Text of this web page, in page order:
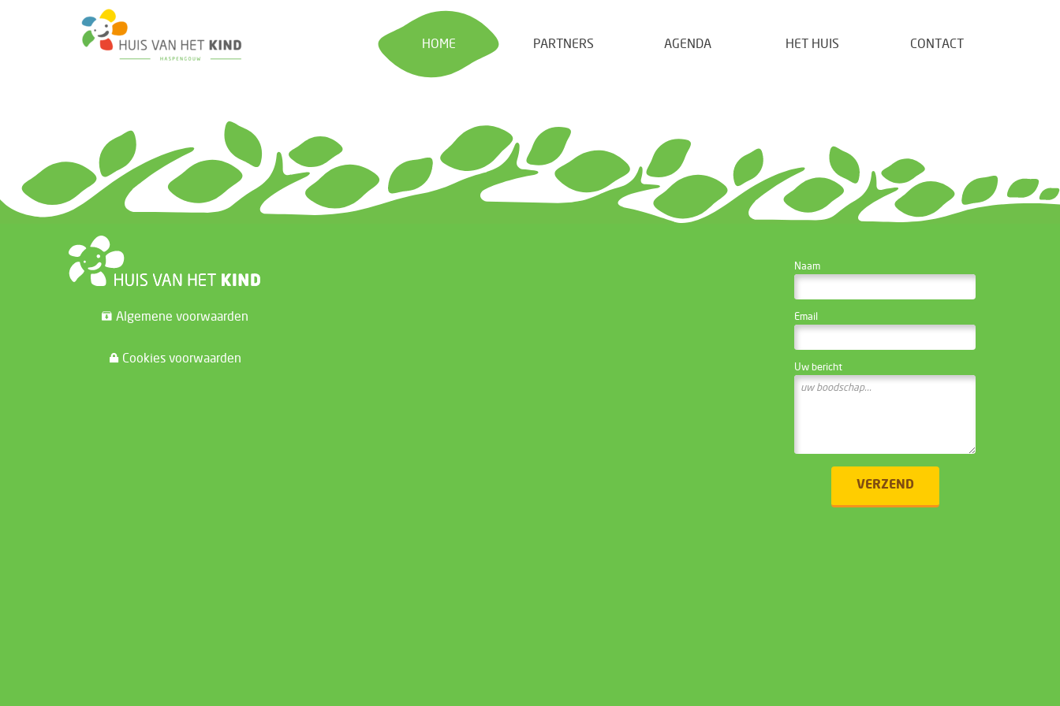
HOME PARTNERS AGENDA HET HUIS CONTACT
Algemene voorwaarden
Cookies voorwaarden
WEBSITE BEHEERDER
Naam
Email
Uw bericht
VERZEND